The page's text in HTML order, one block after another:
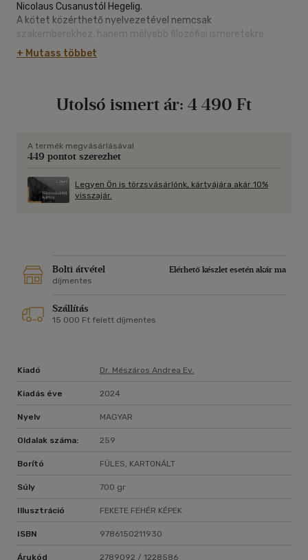
Nicolaus Cusanustól Hegelig.
A kötet közérthető nyelvezetével nemcsak
szakemberekhez, hanem mélyebb filozófiai ismeretekre
nyitott, igényes érdeklődőkhöz is szól és egyetemi
kurzusokhoz is jól használható.
történetét egyetlen egységes szempont szerint dolgozza
+ Mutass többet
Utolsó ismert ár: 4 490 Ft
A termék megvásárlásával
449 pontot szerezhet
Legyen Ön is törzsvásárlónk, kártyájára akár 10%
visszajár.
Bolti átvétel
Elérhető készlet esetén akár ma
díjmentes
Szállítás
15 000 Ft felett díjmentes
Kiadó Dr. Mészáros Andrea Ev.
Kiadás éve 2024
Nyelv MAGYAR
Oldalak száma: 259
Borító FÜLES, KARTONÁLT
Súly 700 gr
Illusztráció FEKETE FEHÉR KÉPEK
ISBN 9786150211930
Árukód 2789092 / 1228586